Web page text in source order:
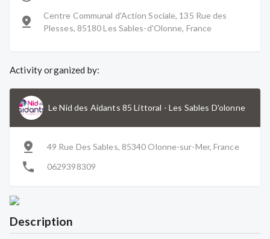
Description
Centre Communal d'Action Sociale, 135 Rue des
Plesses, 85180 Les Sables-d'Olonne, France
Activity organized by:
Le Nid des Aidants 85 Littoral - Les Sables D'olonne
49 Rue Des Sables, 85340 Olonne-sur-Mer, France
0629398309